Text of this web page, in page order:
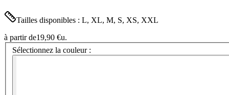
Tailles disponibles : L, XL, M, S, XS, XXL
à partir de19,90 €u.
Sélectionnez la couleur :